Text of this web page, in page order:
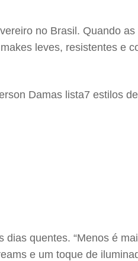
no Brasil. Quando
leves, resistentes e
Damas lista7 estilos
quentes. “Menos é
e um toque de